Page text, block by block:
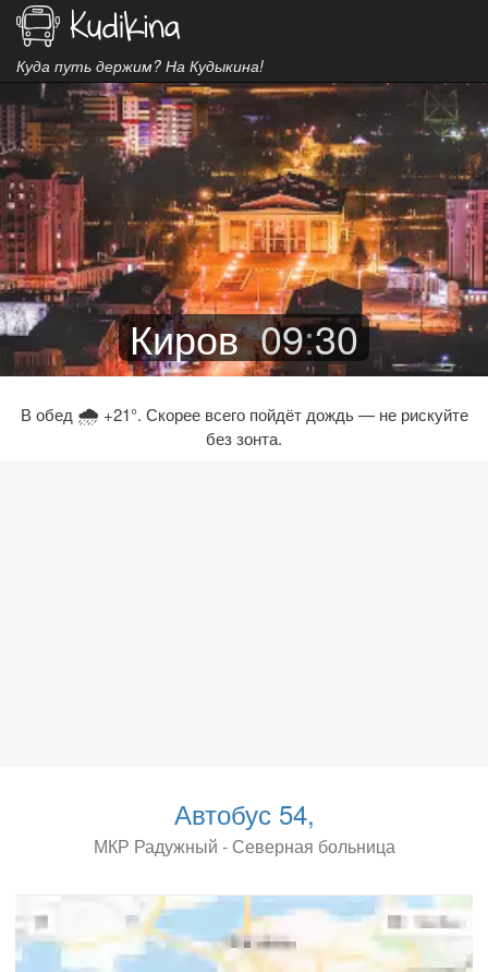
Куда путь держим? На Кудыкина!
Киров 09:30
В обед 🌧 +21°. Скорее всего пойдёт дождь — не рискуйте
без зонта.
Автобус 54,
МКР Радужный - Северная больница